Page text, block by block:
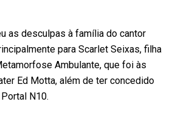
as desculpas à família do cantor
para Scarlet Seixas, filha
Ambulante, que foi às
Ed Motta, além de ter concedido
N10.